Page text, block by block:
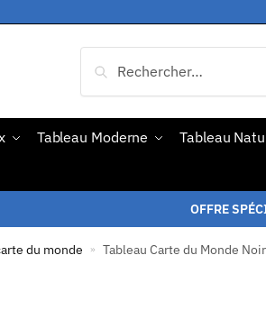
Tableau Moderne Tableau
OFFRE
du monde » Tableau Carte du Monde